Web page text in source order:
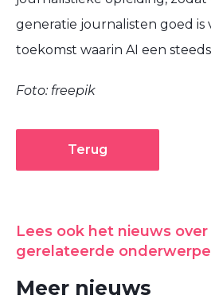
generatie journalisten goed is
toekomst waarin AI een
Foto: freepik
Terug
Lees ook het nieuws
gerelateerde
Meer nieuws